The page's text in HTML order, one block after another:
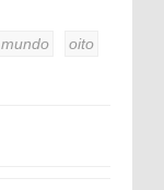
mundo
oito